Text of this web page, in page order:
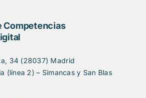
Competencias
34 (28037) Madrid
(línea 2) – Simancas y San Blas